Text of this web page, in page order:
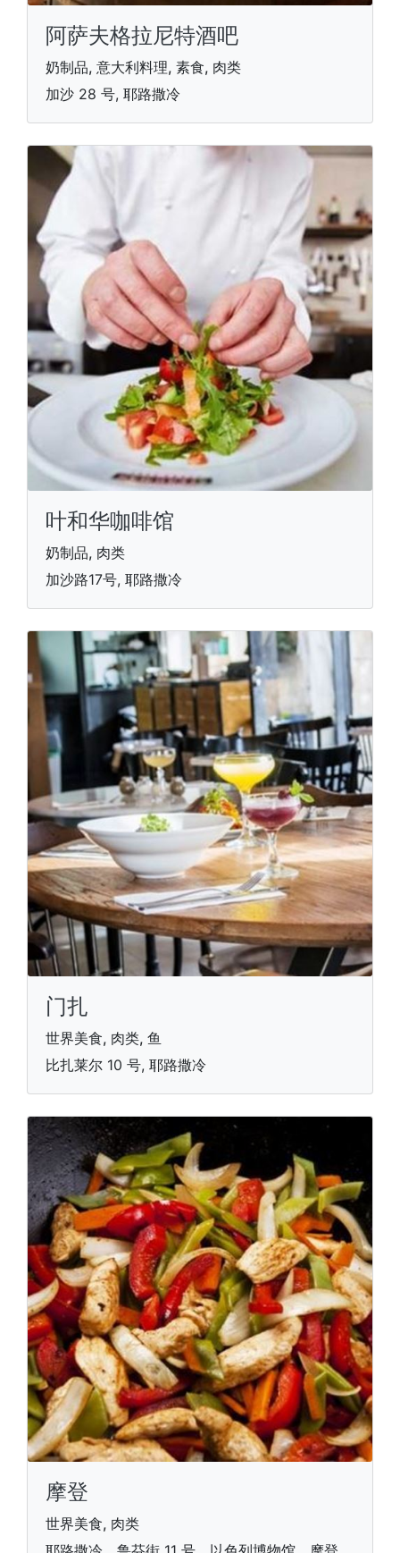
阿萨夫格拉尼特酒吧
奶制品, 意大利料理, 素食, 肉类
加沙 28 号, 耶路撒冷
叶和华咖啡馆
奶制品, 肉类
加沙路17号, 耶路撒冷
门扎
世界美食, 肉类, 鱼
比扎莱尔 10 号, 耶路撒冷
摩登
世界美食, 肉类